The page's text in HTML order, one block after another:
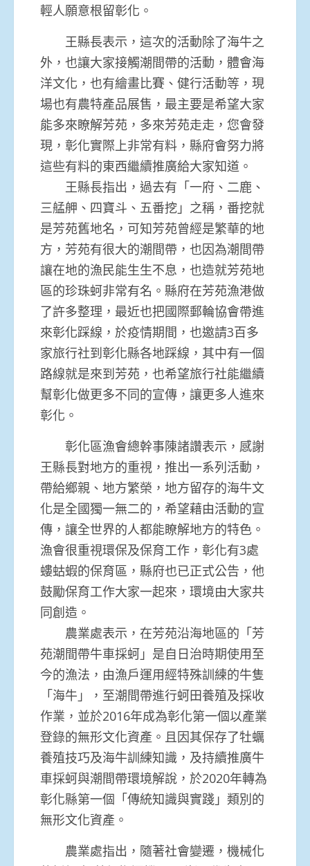
輕人願意根留彰化。
王縣長表示，這次的活動除了海牛之
外，也讓大家接觸潮間帶的活動，體會海
洋文化，也有繪畫比賽、健行活動等，現
場也有農特產品展售，最主要是希望大家
能多來瞭解芳苑，多來芳苑走走，您會發
現，彰化實際上非常有料，縣府會努力將
這些有料的東西繼續推廣給大家知道。
王縣長指出，過去有「一府、二鹿、
三艋舺、四寶斗、五番挖」之稱，番挖就
是芳苑舊地名，可知芳苑曾經是繁華的地
方，芳苑有很大的潮間帶，也因為潮間帶
讓在地的漁民能生生不息，也造就芳苑地
區的珍珠蚵非常有名。縣府在芳苑漁港做
了許多整理，最近也把國際郵輪協會帶進
來彰化踩線，於疫情期間，也邀請3百多
家旅行社到彰化縣各地踩線，其中有一個
路線就是來到芳苑，也希望旅行社能繼續
幫彰化做更多不同的宣傳，讓更多人進來
彰化。
彰化區漁會總幹事陳諸讚表示，感謝
王縣長對地方的重視，推出一系列活動，
帶給鄉親、地方繁榮，地方留存的海牛文
化是全國獨一無二的，希望藉由活動的宣
傳，讓全世界的人都能瞭解地方的特色。
漁會很重視環保及保育工作，彰化有3處
螻蛄蝦的保育區，縣府也已正式公告，他
鼓勵保育工作大家一起來，環境由大家共
同創造。
農業處表示，在芳苑沿海地區的「芳
苑潮間帶牛車採蚵」是自日治時期使用至
今的漁法，由漁戶運用經特殊訓練的牛隻
「海牛」，至潮間帶進行蚵田養殖及採收
作業，並於2016年成為彰化第一個以產業
登錄的無形文化資產。且因其保存了牡蠣
養殖技巧及海牛訓練知識，及持續推廣牛
車採蚵與潮間帶環境解說，於2020年轉為
彰化縣第一個「傳統知識與實踐」類別的
無形文化資產。
農業處指出，隨著社會變遷，機械化